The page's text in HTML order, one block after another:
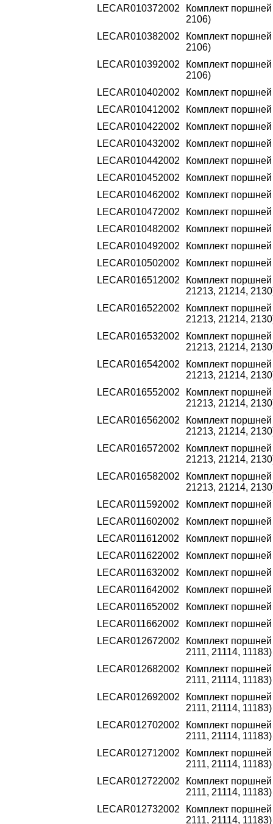
LECAR010372002
Комплект
2106)
LECAR010382002
Комплект
2106)
LECAR010392002
Комплект
2106)
LECAR010402002
Комплект
LECAR010412002
Комплект
LECAR010422002
Комплект
LECAR010432002
Комплект
LECAR010442002
Комплект
LECAR010452002
Комплект
LECAR010462002
Комплект
LECAR010472002
Комплект
LECAR010482002
Комплект
LECAR010492002
Комплект
LECAR010502002
Комплект
LECAR016512002
Комплект
21213, 21214,
LECAR016522002
Комплект
21213, 21214,
LECAR016532002
Комплект
21213, 21214,
LECAR016542002
Комплект
21213, 21214,
LECAR016552002
Комплект
21213, 21214,
LECAR016562002
Комплект
21213, 21214,
LECAR016572002
Комплект
21213, 21214,
LECAR016582002
Комплект
21213, 21214,
LECAR011592002
Комплект
LECAR011602002
Комплект
LECAR011612002
Комплект
LECAR011622002
Комплект
LECAR011632002
Комплект
LECAR011642002
Комплект
LECAR011652002
Комплект
LECAR011662002
Комплект
LECAR012672002
Комплект
2111, 21114, 11183)
LECAR012682002
Комплект
2111, 21114, 11183)
LECAR012692002
Комплект
2111, 21114, 11183)
LECAR012702002
Комплект
2111, 21114, 11183)
LECAR012712002
Комплект
2111, 21114, 11183)
LECAR012722002
Комплект
2111, 21114, 11183)
LECAR012732002
Комплект
2111, 21114, 11183)